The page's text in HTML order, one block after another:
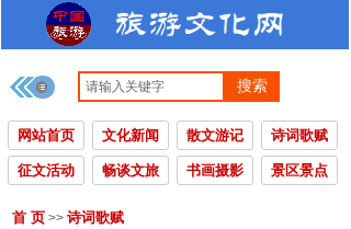
搜索
网站首页 文化新闻 散文游记 诗词歌赋
征文活动 畅谈文旅 书画摄影 景区景点
首 页 >> 诗词歌赋